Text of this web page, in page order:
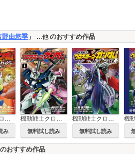
野由悠季 」 …他のおすすめ作品
機動戦士クロスボーン・ガンダム ゼーロイバー
み
機動戦士クロスボーン・ガンダムX-11
無料試し読み
機動戦士クロスボーン・ガンダム LOVE&PIECE
無料試し読み
のおすすめ作品